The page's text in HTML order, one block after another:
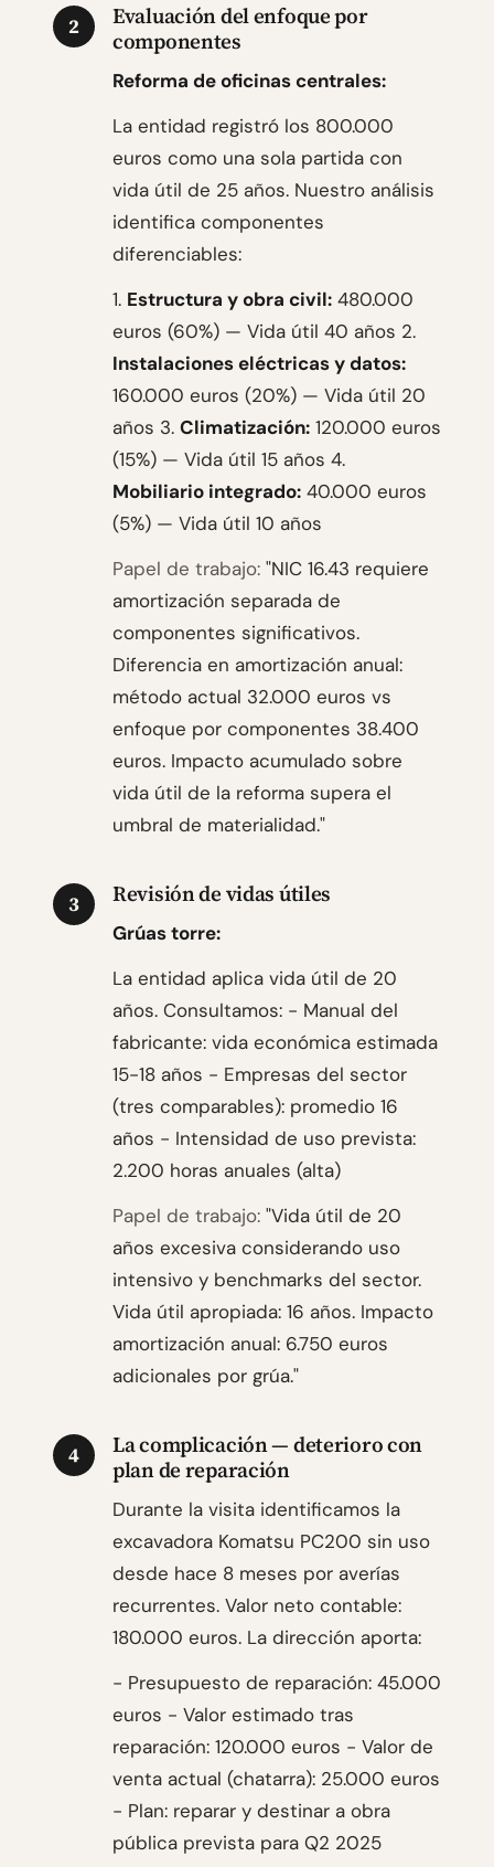
2
Evaluación del enfoque por
componentes
Reforma de oficinas centrales:
La entidad registró los 800.000
euros como una sola partida con
vida útil de 25 años. Nuestro análisis
identifica componentes
diferenciables:
1. Estructura y obra civil: 480.000
euros (60%) — Vida útil 40 años 2.
Instalaciones eléctricas y datos:
160.000 euros (20%) — Vida útil 20
años 3. Climatización: 120.000 euros
(15%) — Vida útil 15 años 4.
Mobiliario integrado: 40.000 euros
(5%) — Vida útil 10 años
Papel de trabajo: "NIC 16.43 requiere
amortización separada de
componentes significativos.
Diferencia en amortización anual:
método actual 32.000 euros vs
enfoque por componentes 38.400
euros. Impacto acumulado sobre
vida útil de la reforma supera el
umbral de materialidad."
3 Revisión de vidas útiles
Grúas torre:
La entidad aplica vida útil de 20
años. Consultamos: - Manual del
fabricante: vida económica estimada
15-18 años - Empresas del sector
(tres comparables): promedio 16
años - Intensidad de uso prevista:
2.200 horas anuales (alta)
Papel de trabajo: "Vida útil de 20
años excesiva considerando uso
intensivo y benchmarks del sector.
Vida útil apropiada: 16 años. Impacto
amortización anual: 6.750 euros
adicionales por grúa."
4
La complicación — deterioro con
plan de reparación
Durante la visita identificamos la
excavadora Komatsu PC200 sin uso
desde hace 8 meses por averías
recurrentes. Valor neto contable:
180.000 euros. La dirección aporta:
- Presupuesto de reparación: 45.000
euros - Valor estimado tras
reparación: 120.000 euros - Valor de
venta actual (chatarra): 25.000 euros
- Plan: reparar y destinar a obra
pública prevista para Q2 2025